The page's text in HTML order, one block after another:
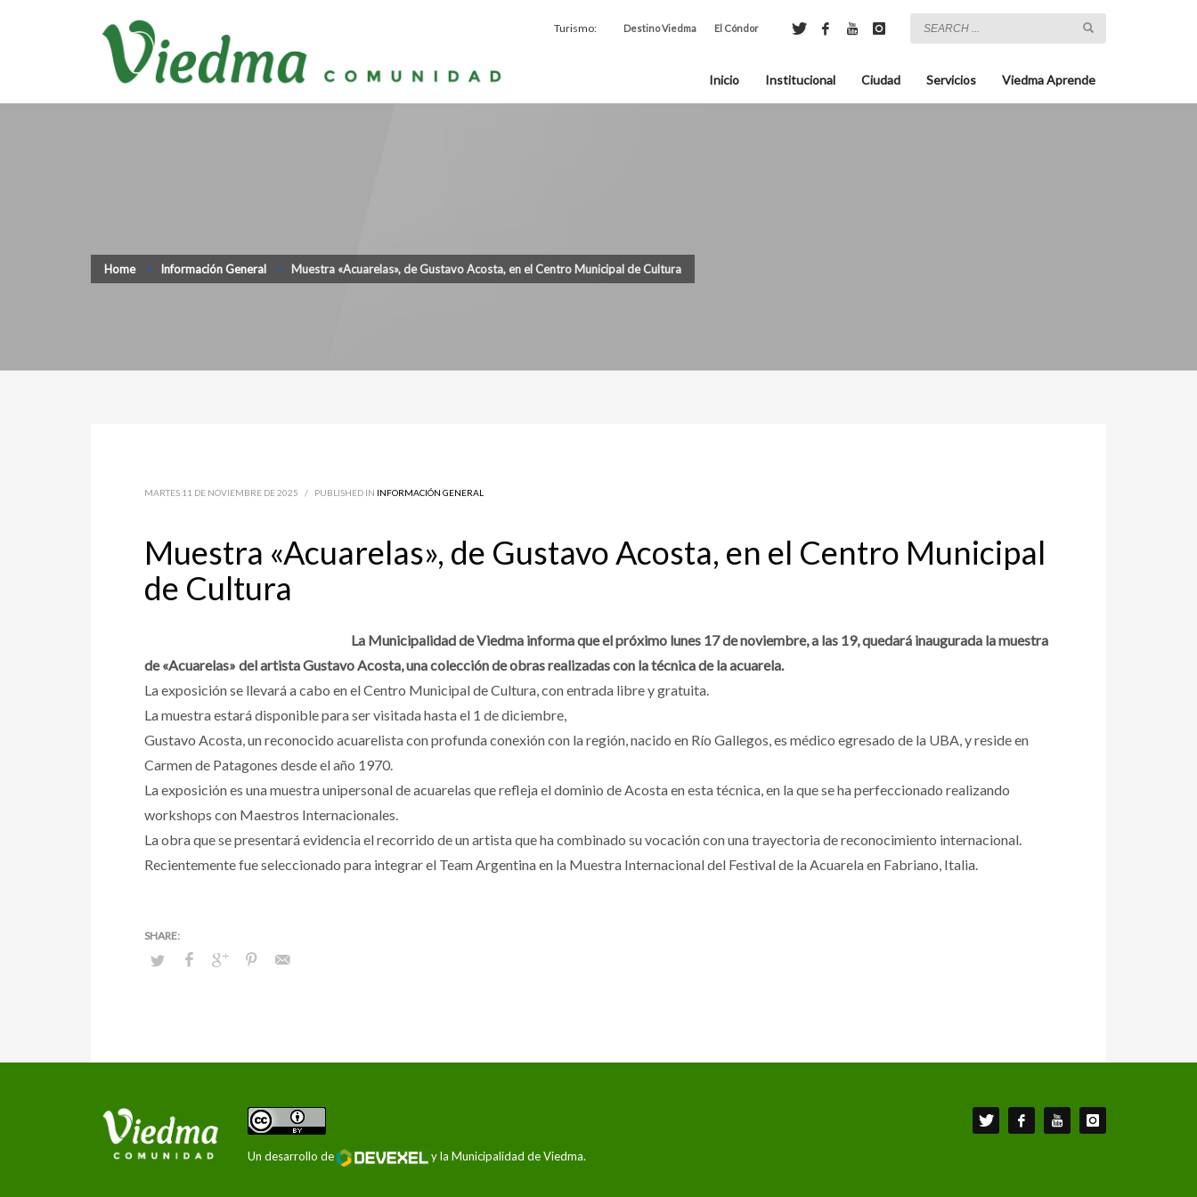
Turismo: Destino Viedma El Cóndor
Inicio Institucional Ciudad Servicios Viedma Aprende
Home Información General Muestra «Acuarelas», de Gustavo Acosta, en el Centro Municipal de Cultura
MARTES 11 DE NOVIEMBRE DE 2025 / PUBLISHED IN INFORMACIÓN GENERAL
Muestra «Acuarelas», de Gustavo Acosta, en el Centro Municipal
de Cultura
La Municipalidad de Viedma informa que el próximo lunes 17 de noviembre, a las 19, quedará inaugurada la muestra
de «Acuarelas» del artista Gustavo Acosta, una colección de obras realizadas con la técnica de la acuarela.
La exposición se llevará a cabo en el Centro Municipal de Cultura, con entrada libre y gratuita.
La muestra estará disponible para ser visitada hasta el 1 de diciembre,
Gustavo Acosta, un reconocido acuarelista con profunda conexión con la región, nacido en Río Gallegos, es médico egresado de la UBA, y reside en
Carmen de Patagones desde el año 1970.
La exposición es una muestra unipersonal de acuarelas que refleja el dominio de Acosta en esta técnica, en la que se ha perfeccionado realizando
workshops con Maestros Internacionales.
La obra que se presentará evidencia el recorrido de un artista que ha combinado su vocación con una trayectoria de reconocimiento internacional.
Recientemente fue seleccionado para integrar el Team Argentina en la Muestra Internacional del Festival de la Acuarela en Fabriano, Italia.
Un desarrollo de y la Municipalidad de Viedma.